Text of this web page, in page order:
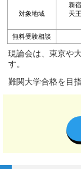
対象地域
新
天
無料受験相談
現論会は、東京や
す。
難関大学合格を目